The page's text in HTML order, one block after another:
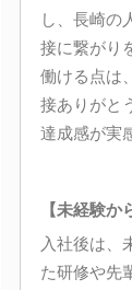
し、長崎の
接に繋がり
働ける点は
接ありがと
達成感が実
【未経験か
入社後は、
た研修や先